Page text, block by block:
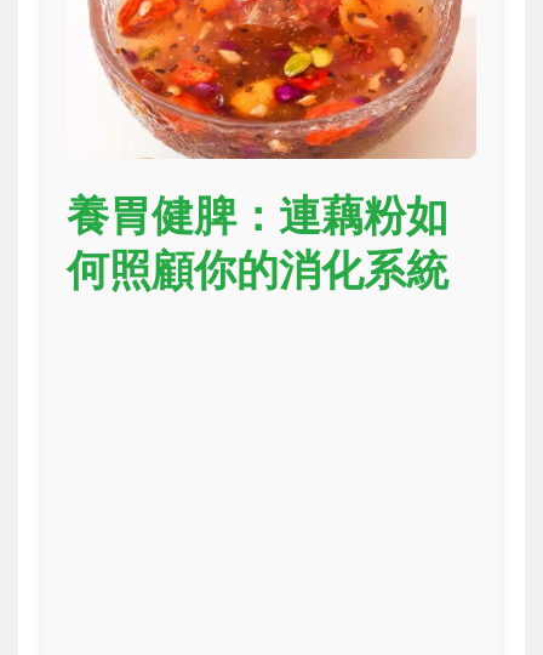
養胃健脾：連藕粉如
何照顧你的消化系統